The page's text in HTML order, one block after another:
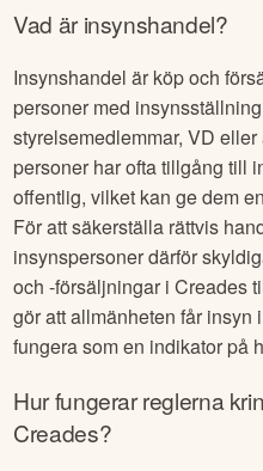
Vad är insynshandel?
Insynshandel är köp och
personer med
styrelsemedlemmar, VD
personer har ofta tillgång till
offentlig, vilket kan ge dem
För att säkerställa rättvis
insynspersoner därför
och -försäljningar iCreades
gör att allmänheten får insyn
fungera som en indikator på
Hur fungerar reglerna
Creades?